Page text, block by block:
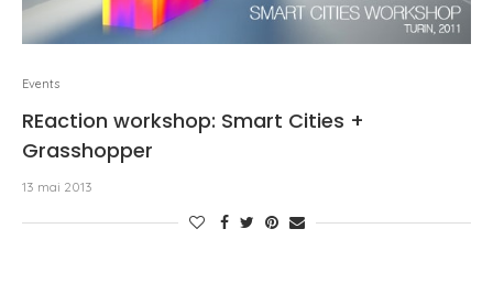
Events
REaction workshop: Smart Cities +
Grasshopper
13 mai 2013